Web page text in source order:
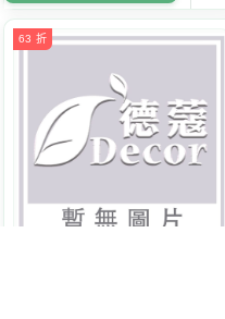
63 折